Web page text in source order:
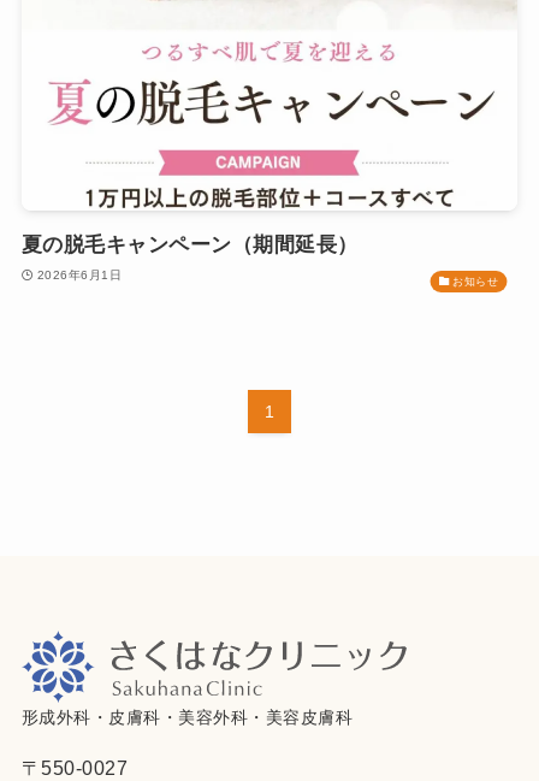
夏の脱毛キャンペーン（期間延長）
2026年6月1日 お知らせ
1
形成外科・皮膚科・美容外科・美容皮膚科
〒550-0027